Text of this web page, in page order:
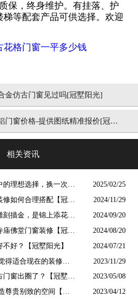
保，终身维护。有挂落、护
等配套产品可供选择。欢迎
花格门窗一平多少钱
金仿古门窗见过吗[冠墅阳光]
门窗价格-提供图纸精准报价[冠墅
相关资讯
的理想选择，换一次用
2025/02/25
修如何合理搭配【冠墅
2024/11/29
刻描金，是锦上添花
2024/09/20
佛堂门窗装修【冠墅
2024/08/20
好？【冠墅阳光】 2024/07/21
适合现在的装修吗?
2023/11/29
门窗出圈了？【冠墅阳
2023/05/08
2023/04/12